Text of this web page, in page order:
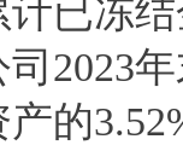
已冻
2023
的